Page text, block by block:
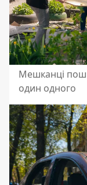
Мешканці
один одного